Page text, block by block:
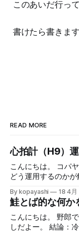
このあいだ行っ
書けたら書きます
READ MORE
心拍計（H9）
こんにちは。 コパヤシです。 今日は心拍計を何と接続して
どう運用するのかが解決した
ップルウォッチと
せてのランニングの
を見ながら走るこ
す。全体として不満はありま
By kopayashi 18 4
鮭とば的な何か
こんにちは。 野郎
しだよー。 結論：冷